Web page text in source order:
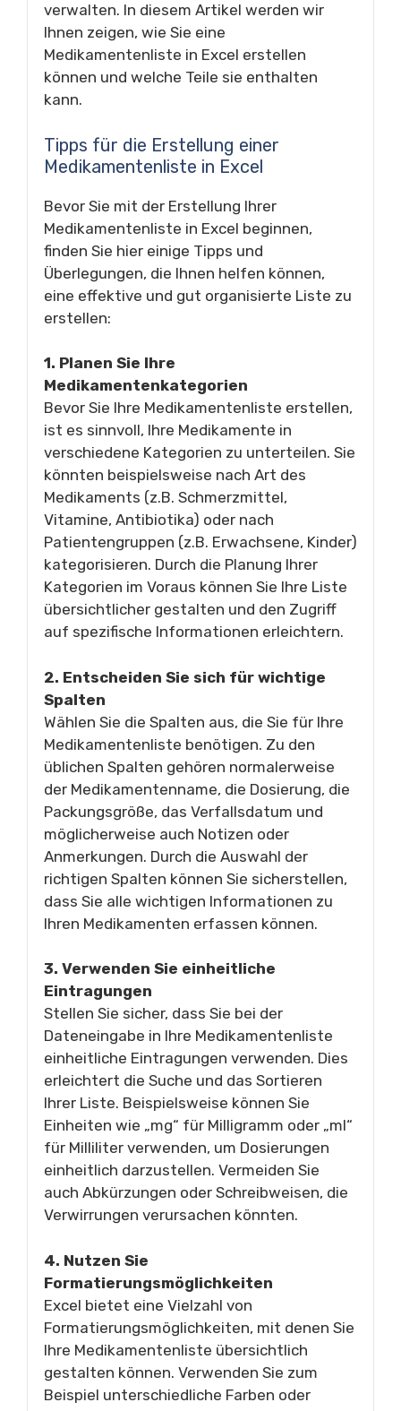
verwalten. In diesem Artikel werden wir
Ihnen zeigen, wie Sie eine
Medikamentenliste in Excel erstellen
können und welche Teile sie enthalten
kann.
Tipps für die Erstellung einer
Medikamentenliste in Excel
Bevor Sie mit der Erstellung Ihrer
Medikamentenliste in Excel beginnen,
finden Sie hier einige Tipps und
Überlegungen, die Ihnen helfen können,
eine effektive und gut organisierte Liste zu
erstellen:
1. Planen Sie Ihre
Medikamentenkategorien
Bevor Sie Ihre Medikamentenliste erstellen,
ist es sinnvoll, Ihre Medikamente in
verschiedene Kategorien zu unterteilen. Sie
könnten beispielsweise nach Art des
Medikaments (z.B. Schmerzmittel,
Vitamine, Antibiotika) oder nach
Patientengruppen (z.B. Erwachsene, Kinder)
kategorisieren. Durch die Planung Ihrer
Kategorien im Voraus können Sie Ihre Liste
übersichtlicher gestalten und den Zugriff
auf spezifische Informationen erleichtern.
2. Entscheiden Sie sich für wichtige
Spalten
Wählen Sie die Spalten aus, die Sie für Ihre
Medikamentenliste benötigen. Zu den
üblichen Spalten gehören normalerweise
der Medikamentenname, die Dosierung, die
Packungsgröße, das Verfallsdatum und
möglicherweise auch Notizen oder
Anmerkungen. Durch die Auswahl der
richtigen Spalten können Sie sicherstellen,
dass Sie alle wichtigen Informationen zu
Ihren Medikamenten erfassen können.
3. Verwenden Sie einheitliche
Eintragungen
Stellen Sie sicher, dass Sie bei der
Dateneingabe in Ihre Medikamentenliste
einheitliche Eintragungen verwenden. Dies
erleichtert die Suche und das Sortieren
Ihrer Liste. Beispielsweise können Sie
Einheiten wie „mg“ für Milligramm oder „ml“
für Milliliter verwenden, um Dosierungen
einheitlich darzustellen. Vermeiden Sie
auch Abkürzungen oder Schreibweisen, die
Verwirrungen verursachen könnten.
4. Nutzen Sie
Formatierungsmöglichkeiten
Excel bietet eine Vielzahl von
Formatierungsmöglichkeiten, mit denen Sie
Ihre Medikamentenliste übersichtlich
gestalten können. Verwenden Sie zum
Beispiel unterschiedliche Farben oder